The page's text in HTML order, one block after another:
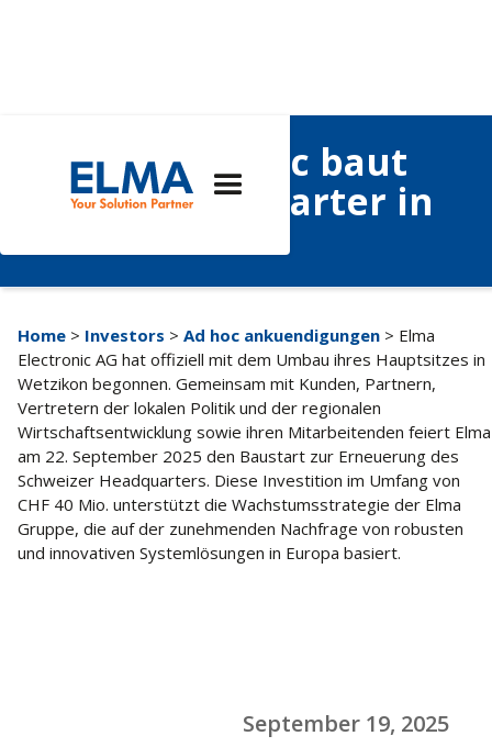
Elma Electronic baut
neues Headquarter in
Home > Investors > Ad hoc ankuendigungen > Elma
Electronic AG hat offiziell mit dem Umbau ihres Hauptsitzes in
Wetzikon begonnen. Gemeinsam mit Kunden, Partnern,
Vertretern der lokalen Politik und der regionalen
Wirtschaftsentwicklung sowie ihren Mitarbeitenden feiert Elma
am 22. September 2025 den Baustart zur Erneuerung des
Schweizer Headquarters. Diese Investition im Umfang von
CHF 40 Mio. unterstützt die Wachstumsstrategie der Elma
Gruppe, die auf der zunehmenden Nachfrage von robusten
und innovativen Systemlösungen in Europa basiert.
September 19, 2025